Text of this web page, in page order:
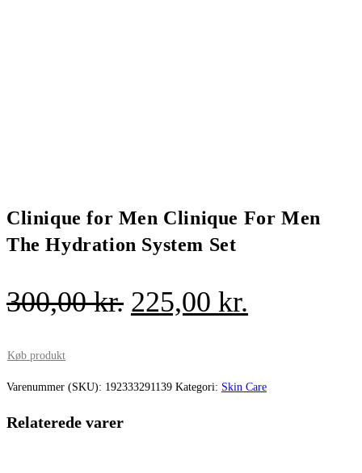
Clinique for Men Clinique For Men
The Hydration System Set
300,00kr. Den
var:
225,00 kr.
er:
Køb produkt
Varenummer (SKU): 192333291139 Kategori: Skin Care
Relaterede varer